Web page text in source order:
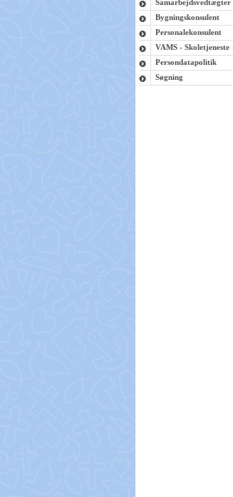
Samarbejdsvedtægter
Bygningskonsulent
Personalekonsulent
VAMS - Skoletjeneste
Persondatapolitik
Søgning